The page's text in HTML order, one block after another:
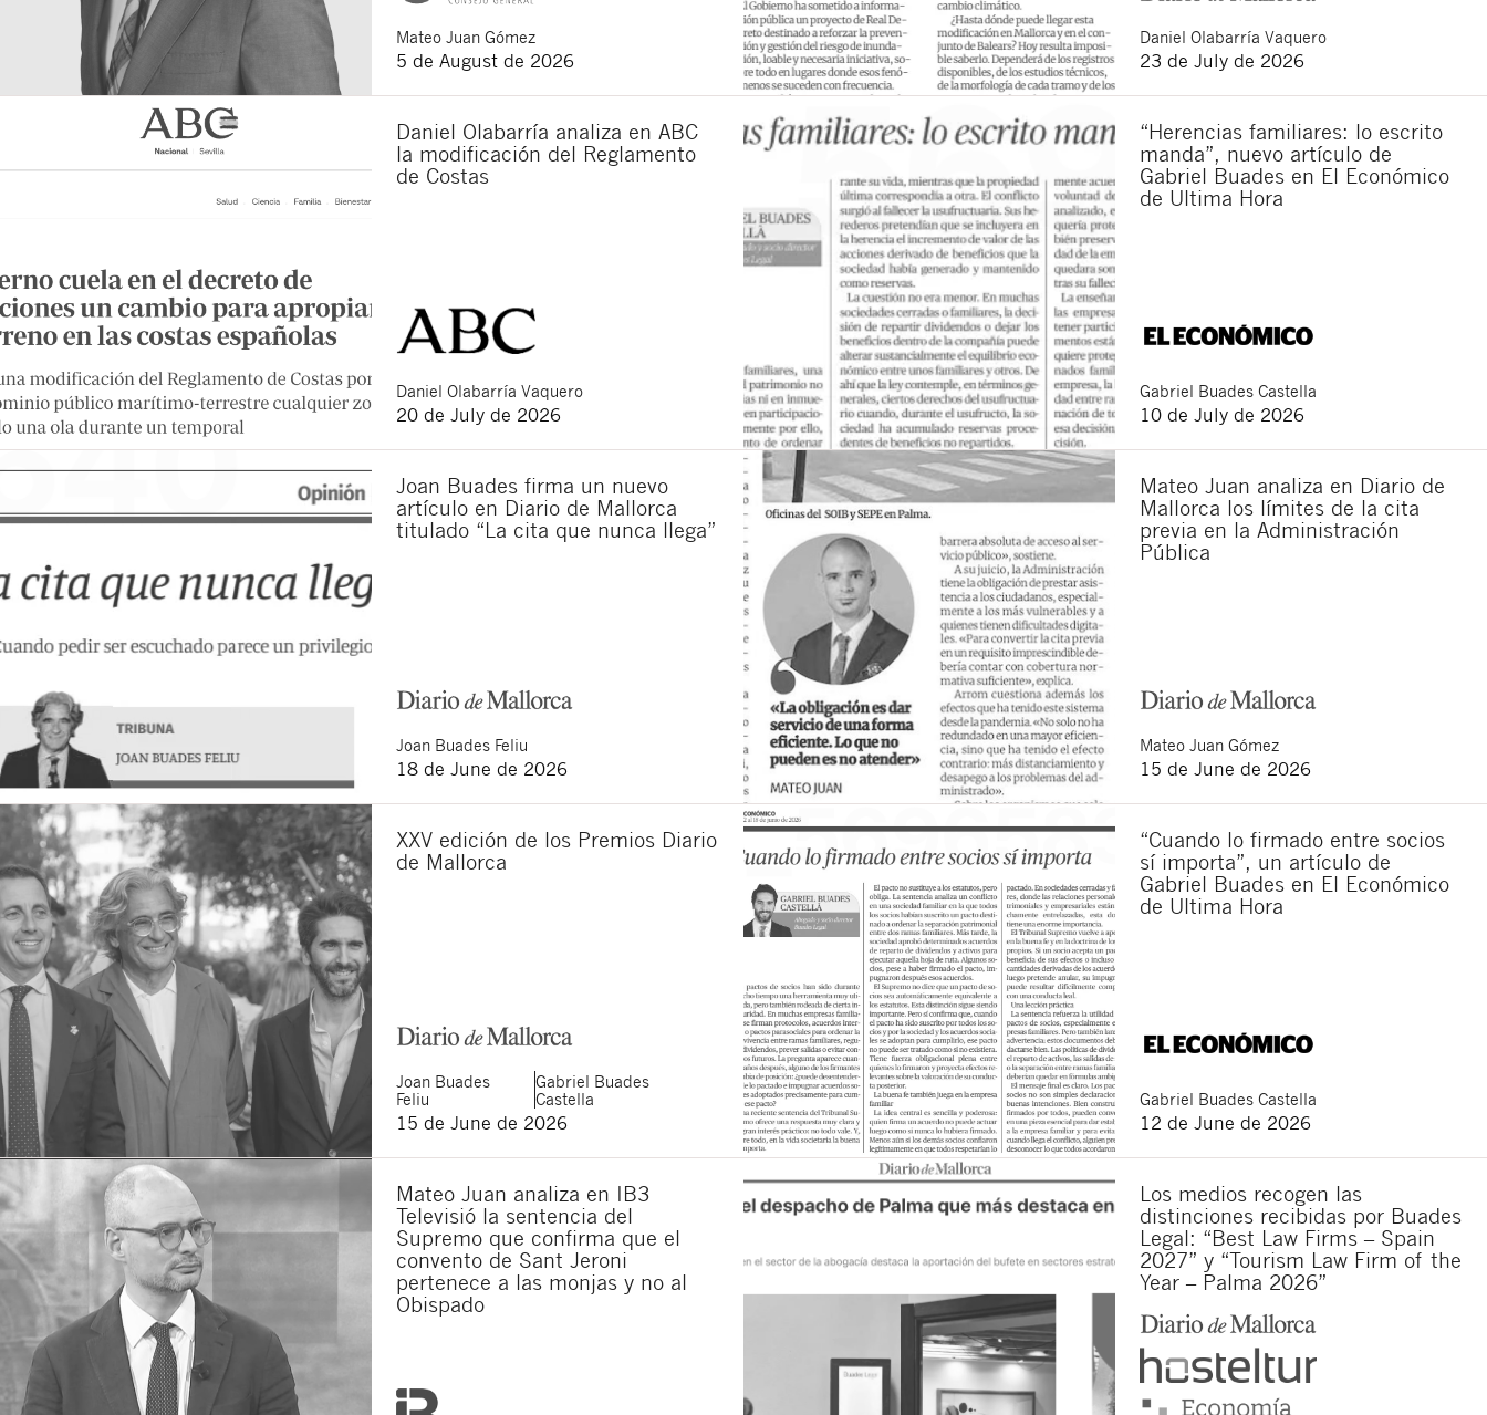
Mateo Juan Gómez
5 de August de 2026
Daniel Olabarría Vaquero
23 de July de 2026
Daniel Olabarría analiza en ABC
la modificación del Reglamento
de Costas
Daniel Olabarría Vaquero
20 de July de 2026
“Herencias familiares: lo escrito
manda”, nuevo artículo de
Gabriel Buades en El Económico
de Ultima Hora
Gabriel Buades Castella
10 de July de 2026
Joan Buades firma un nuevo
artículo en Diario de Mallorca
titulado “La cita que nunca llega”
Joan Buades Feliu
18 de June de 2026
Mateo Juan analiza en Diario de
Mallorca los límites de la cita
previa en la Administración
Pública
Mateo Juan Gómez
15 de June de 2026
XXV edición de los Premios Diario
de Mallorca
Joan Buades
Feliu
Gabriel Buades
Castella
15 de June de 2026
“Cuando lo firmado entre socios
sí importa”, un artículo de
Gabriel Buades en El Económico
de Ultima Hora
Gabriel Buades Castella
12 de June de 2026
Mateo Juan analiza en IB3
Televisió la sentencia del
Supremo que confirma que el
convento de Sant Jeroni
pertenece a las monjas y no al
Obispado
Los medios recogen las
distinciones recibidas por Buades
Legal: “Best Law Firms – Spain
2027” y “Tourism Law Firm of the
Year – Palma 2026”
Close
I agree to receive communications about new legal articles.
I accept thelegal conditionsandof privacy
By clicking the submit button you declare to have read the following basic information about privacy : The data controller is Buades
Legal S.L. The purpose is the attention to your request. You have the right to access, rectify and delete the data, as well as other